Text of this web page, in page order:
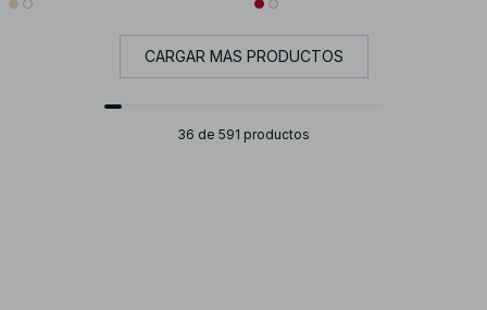
CARGAR MÁS PRODUCTOS
36 de 591 productos